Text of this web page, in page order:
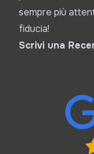
sempre più
fiducia!
Scrivi una